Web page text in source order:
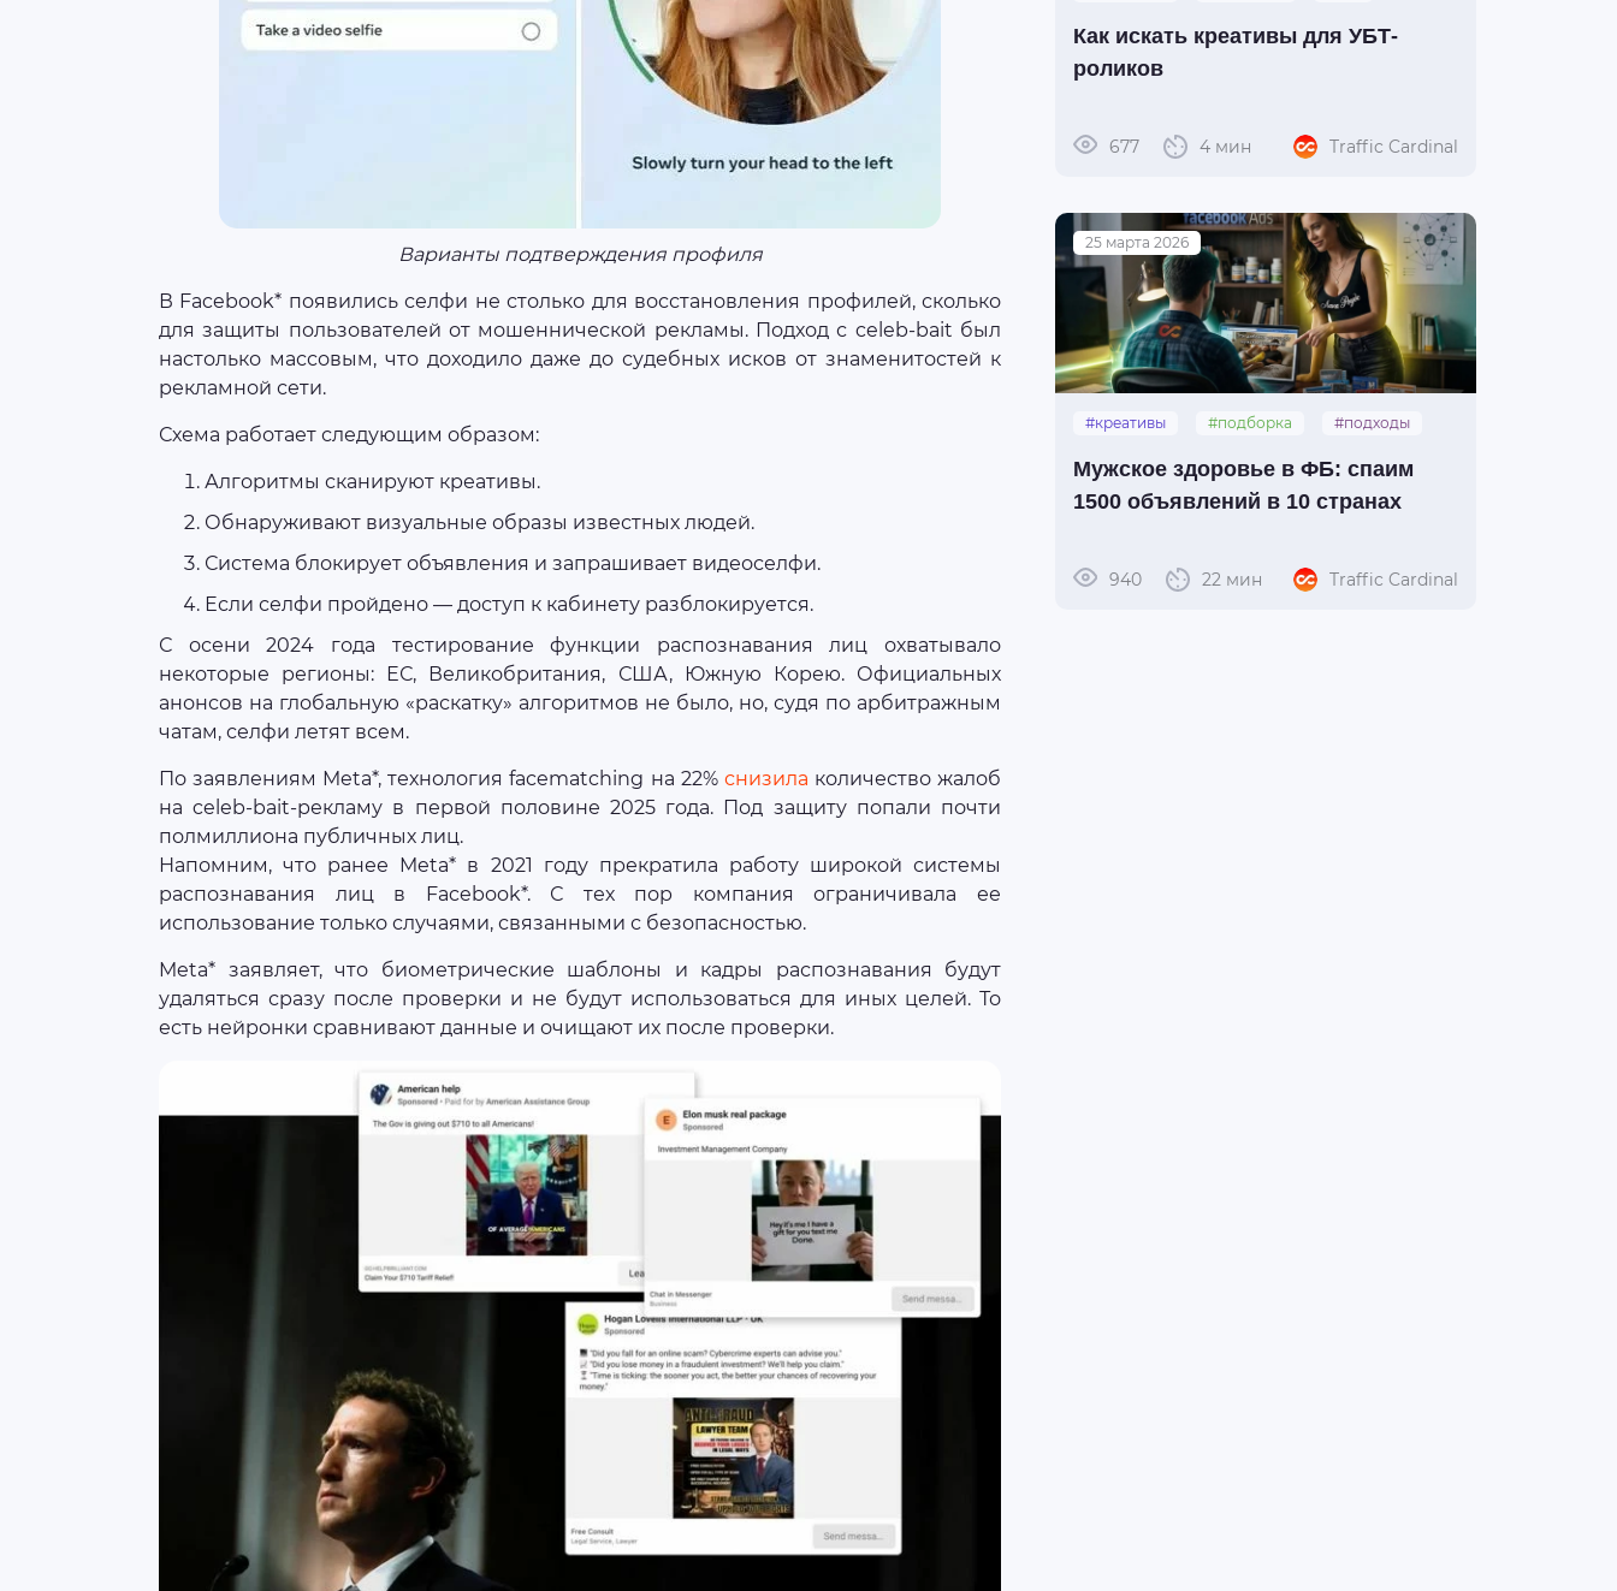
Варианты подтверждения профиля
В Facebook* появились селфи не столько для восстановления профилей, сколько
для защиты пользователей от мошеннической рекламы. Подход с celeb-bait был
настолько массовым, что доходило даже до судебных исков от знаменитостей к
рекламной сети.
Схема работает следующим образом:
Алгоритмы сканируют креативы.
Обнаруживают визуальные образы известных людей.
Система блокирует объявления и запрашивает видеоселфи.
Если селфи пройдено — доступ к кабинету разблокируется.
С осени 2024 года тестирование функции распознавания лиц охватывало
некоторые регионы: ЕС, Великобритания, США, Южную Корею. Официальных
анонсов на глобальную «раскатку» алгоритмов не было, но, судя по арбитражным
чатам, селфи летят всем.
По заявлениям Meta*, технология facematching на 22% снизила количество жалоб
на celeb-bait-рекламу в первой половине 2025 года. Под защиту попали почти
полмиллиона публичных лиц.
Напомним, что ранее Meta* в 2021 году прекратила работу широкой системы
распознавания лиц в Facebook*. С тех пор компания ограничивала ее
использование только случаями, связанными с безопасностью.
Meta* заявляет, что биометрические шаблоны и кадры распознавания будут
удаляться сразу после проверки и не будут использоваться для иных целей. То
есть нейронки сравнивают данные и очищают их после проверки.
Как искать креативы для УБТ-
роликов
677 4 мин Traffic Cardinal
25 марта 2026
#креативы #подборка #подходы
Мужское здоровье в ФБ: спаим
1500 объявлений в 10 странах
940 22 мин Traffic Cardinal